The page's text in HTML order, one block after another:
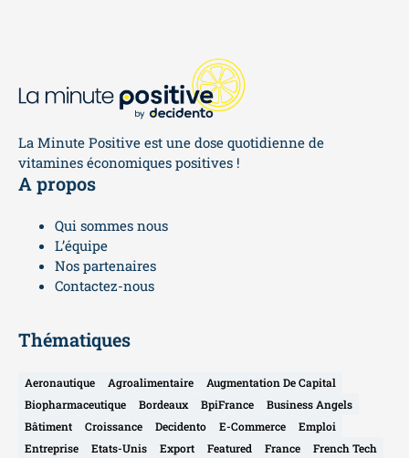
La Minute Positive est une dose quotidienne de
vitamines économiques positives !
A propos
Qui sommes nous
L’équipe
Nos partenaires
Contactez-nous
Thématiques
Aeronautique Agroalimentaire
Augmentation De Capital
Biopharmaceutique
Bordeaux BpiFrance
Business Angels
Bâtiment
Croissance Decidento E-Commerce
Emploi
Entreprise
Etats-Unis Export Featured France
French Tech